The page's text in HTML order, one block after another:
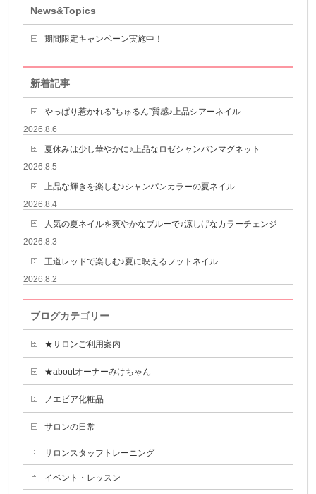
News&Topics
期間限定キャンペーン実施中！
新着記事
やっぱり惹かれる”ちゅるん”質感♪上品シアーネイル
2026.8.6
夏休みは少し華やかに♪上品なロゼシャンパンマグネット
2026.8.5
上品な輝きを楽しむ♪シャンパンカラーの夏ネイル
2026.8.4
人気の夏ネイルを爽やかなブルーで♪涼しげなカラーチェンジ
2026.8.3
王道レッドで楽しむ♪夏に映えるフットネイル
2026.8.2
ブログカテゴリー
★サロンご利用案内
★aboutオーナーみけちゃん
ノエビア化粧品
サロンの日常
サロンスタッフトレーニング
イベント・レッスン